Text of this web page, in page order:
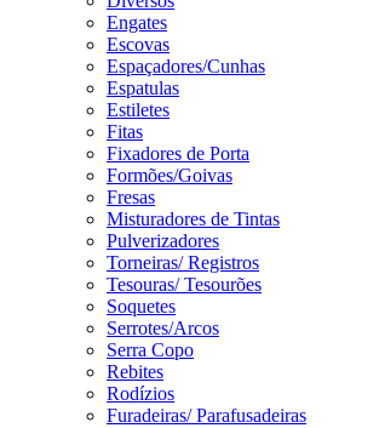
Engates
Escovas
Espaçadores/Cunhas
Espatulas
Estiletes
Fitas
Fixadores de Porta
Formões/Goivas
Fresas
Misturadores de Tintas
Pulverizadores
Torneiras/ Registros
Tesouras/ Tesourões
Soquetes
Serrotes/Arcos
Serra Copo
Rebites
Rodízios
Furadeiras/ Parafusadeiras